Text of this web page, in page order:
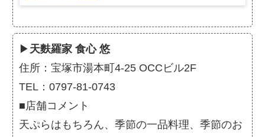
▶ 天麩羅家 食心 悠
住所：宝塚市湯本町4-25 OCCビル2F
TEL：0797-81-0743
■店舗コメント
天ぷらはもちろん、季節の一品料理、季節のお